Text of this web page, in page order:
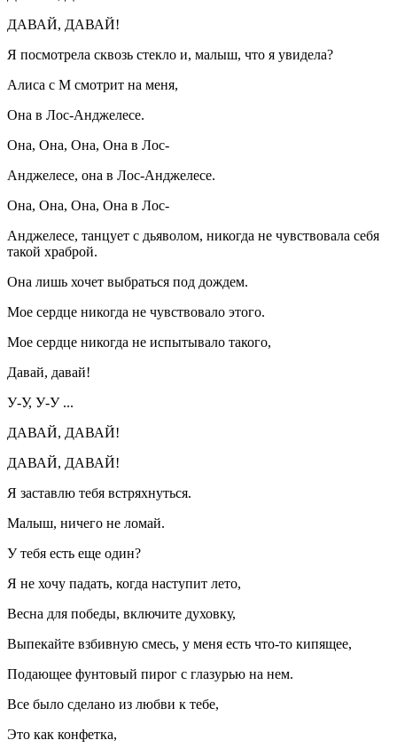
ДАВАЙ, ДАВАЙ!
Я посмотрела сквозь стекло и, малыш, что я увидела?
Алиса с M смотрит на меня,
Она в Лос-Анджелесе.
Она, Она, Она, Она в Лос-
Анджелесе, она в Лос-Анджелесе.
Она, Она, Она, Она в Лос-
Анджелесе, танцует с дьяволом, никогда не чувствовала себя
такой храброй.
Она лишь хочет выбраться под дождем.
Мое сердце никогда не чувствовало этого.
Мое сердце никогда не испытывало такого,
Давай, давай!
У-У, У-У ...
ДАВАЙ, ДАВАЙ!
ДАВАЙ, ДАВАЙ!
Я заставлю тебя встряхнуться.
Малыш, ничего не ломай.
У тебя есть еще один?
Я не хочу падать, когда наступит лето,
Весна для победы, включите духовку,
Выпекайте взбивную смесь, у меня есть что-то кипящее,
Подающее фунтовый пирог с глазурью на нем.
Все было сделано из любви к тебе,
Это как конфетка,